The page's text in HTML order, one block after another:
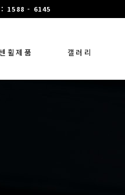
: 1588 - 6145
휠제품 갤러리